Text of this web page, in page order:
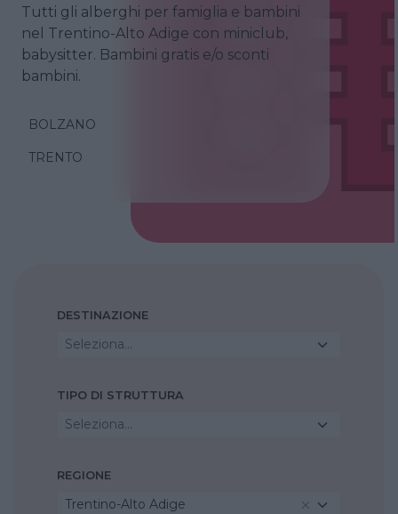
Tutti gli alberghi per famiglia e bambini
nel Trentino-Alto Adige con miniclub,
babysitter. Bambini gratis e/o sconti
bambini.
BOLZANO
TRENTO
DESTINAZIONE
Seleziona...
TIPO DI STRUTTURA
Seleziona...
REGIONE
Trentino-Alto Adige